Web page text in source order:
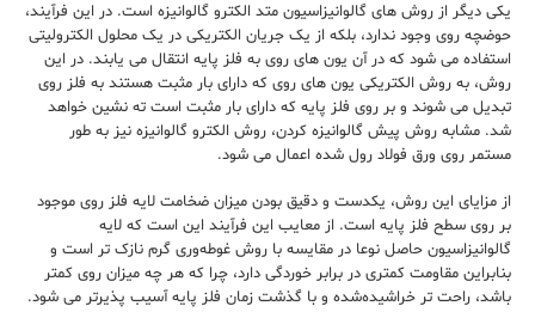
یکی دیگر از روش‌ های گالوانیزاسیون متد الکترو گالوانیزه است. در این فرآیند،
حوضچه روی وجود ندارد، بلکه از یک جریان الکتریکی در یک محلول الکترولیتی
استفاده می ‌شود که در آن یون ‌های روی به فلز پایه انتقال می‌ یابند. در این
روش، به روش الکتریکی یون ‌های روی که دارای بار مثبت هستند به فلز روی
تبدیل می ‌شوند و بر روی فلز پایه که دارای بار مثبت است ته‌ نشین خواهد
شد. مشابه روش پیش گالوانیزه کردن، روش الکترو گالوانیزه نیز به ‌طور
مستمر روی ورق فولاد رول شده اعمال می ‌شود.
از مزایای این روش، یکدست و دقیق بودن میزان ضخامت لایه فلز روی موجود
بر روی سطح فلز پایه است. از معایب این فرآیند این است که لایه
گالوانیزاسیون حاصل نوعا در مقایسه با روش غوطه‌‌وری گرم نازک ‌تر است و
بنابراین مقاومت کمتری در برابر خوردگی دارد، چرا که هر چه میزان روی کمتر
باشد، راحت ‌تر خراشیده‌شده و با گذشت زمان فلز پایه آسیب‌ پذیرتر می ‌شود.